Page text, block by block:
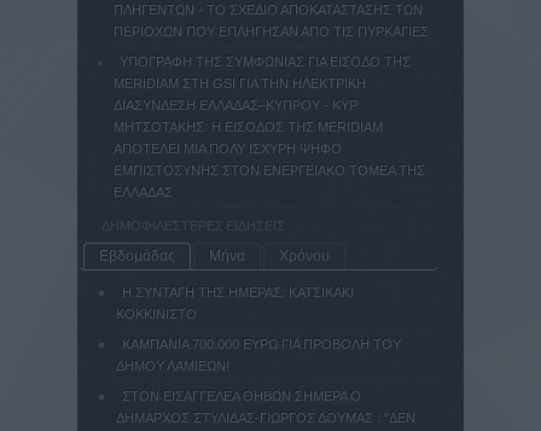
ΠΛΗΓΕΝΤΩΝ - ΤΟ ΣΧΕΔΙΟ ΑΠΟΚΑΤΑΣΤΑΣΗΣ ΤΩΝ
ΠΕΡΙΟΧΩΝ ΠΟΥ ΕΠΛΗΓΗΣΑΝ ΑΠΟ ΤΙΣ ΠΥΡΚΑΓΙΕΣ
ΥΠΟΓΡΑΦΗ ΤΗΣ ΣΥΜΦΩΝΙΑΣ ΓΙΑ ΕΙΣΟΔΟ ΤΗΣ
MERIDIAM ΣΤΗ GSI ΓΙΑ ΤΗΝ ΗΛΕΚΤΡΙΚΗ
ΔΙΑΣΥΝΔΕΣΗ ΕΛΛΑΔΑΣ–ΚΥΠΡΟΥ - ΚΥΡ.
ΜΗΤΣΟΤΑΚΗΣ: Η ΕΙΣΟΔΟΣ ΤΗΣ MERIDIAM
ΑΠΟΤΕΛΕΙ ΜΙΑ ΠΟΛΥ ΙΣΧΥΡΗ ΨΗΦΟ
ΕΜΠΙΣΤΟΣΥΝΗΣ ΣΤΟΝ ΕΝΕΡΓΕΙΑΚΟ ΤΟΜΕΑ ΤΗΣ
ΕΛΛΑΔΑΣ
ΔΗΜΟΦΙΛΕΣΤΕΡΕΣ ΕΙΔΗΣΕΙΣ
Εβδομάδας Μήνα Χρόνου
Η ΣΥΝΤΑΓΗ ΤΗΣ ΗΜΕΡΑΣ: ΚΑΤΣΙΚΑΚΙ
ΚΟΚΚΙΝΙΣΤΟ
ΚΑΜΠΑΝΙΑ 700.000 ΕΥΡΩ ΓΙΑ ΠΡΟΒΟΛΗ ΤΟΥ
ΔΗΜΟΥ ΛΑΜΙΕΩΝ!
ΣΤΟΝ ΕΙΣΑΓΓΕΛΕΑ ΘΗΒΩΝ ΣΗΜΕΡΑ Ο
ΔΗΜΑΡΧΟΣ ΣΤΥΛΙΔΑΣ-ΓΙΩΡΓΟΣ ΔΟΥΜΑΣ : ''ΔΕΝ